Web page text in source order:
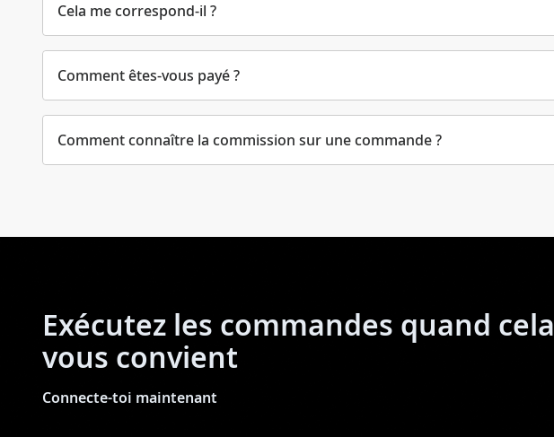
Cela me correspond-il ?
Comment êtes-vous payé ?
Comment connaître la commission sur une commande ?
Exécutez les commandes quand cela
vous convient
Connecte-toi maintenant